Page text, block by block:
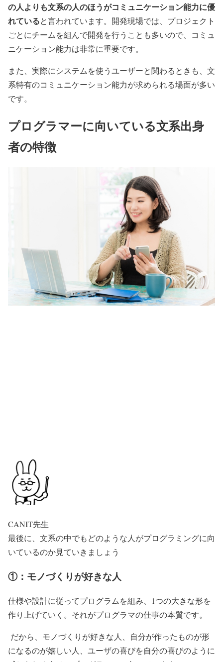
の人よりも文系の人のほうがコミュニケーション能力に優
れていると言われています。開発現場では、プロジェクト
ごとにチームを組んで開発を行うことも多いので、コミュ
ニケーション能力は非常に重要です。
また、実際にシステムを使うユーザーと関わるときも、文
系特有のコミュニケーション能力が求められる場面が多い
です。
プログラマーに向いている文系出身
者の特徴
CANIT先生
最後に、文系の中でもどのような人がプログラミングに向
いているのか見ていきましょう
①：モノづくりが好きな人
仕様や設計に従ってプログラムを組み、1つの大きな形を
作り上げていく。それがプログラマの仕事の本質です。
だから、モノづくりが好きな人、自分が作ったものが形
になるのが嬉しい人、ユーザの喜びを自分の喜びのように